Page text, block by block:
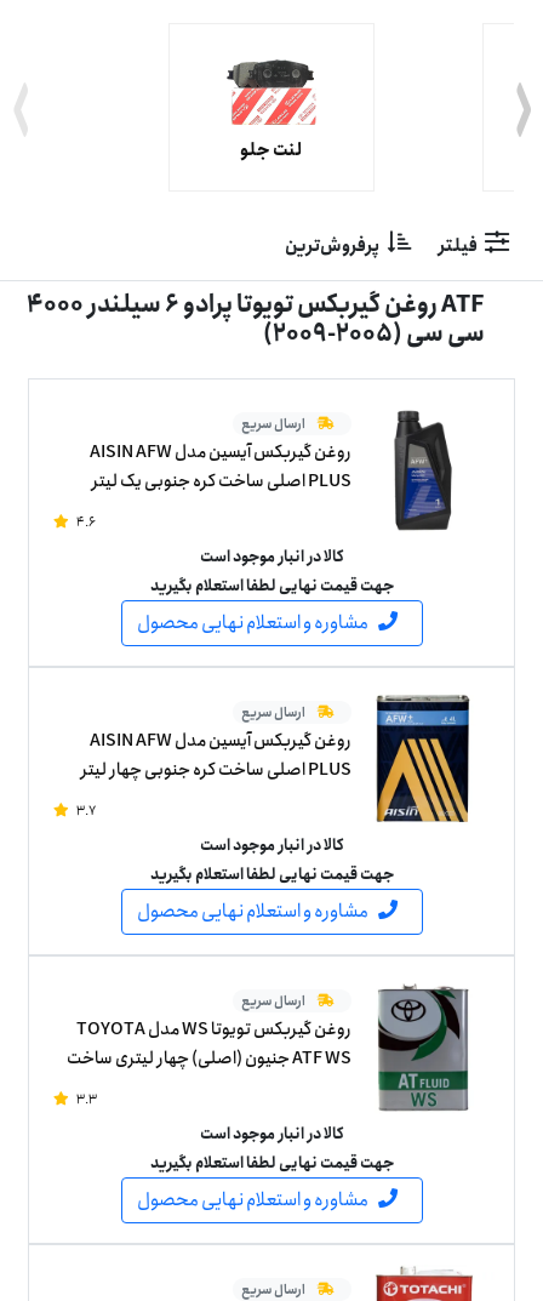
لنت جلو
فیلتر پرفروش‌ترین
ATF روغن گیربکس تویوتا پرادو 6 سیلندر 4000
سی سی (2005-2009)
ارسال سریع
روغن گیربکس آیسین مدل AISIN AFW
PLUS اصلی ساخت کره جنوبی یک لیتر
4.6
کالا در انبار موجود است
جهت قیمت نهایی لطفا استعلام بگیرید
مشاوره و استعلام نهایی محصول
ارسال سریع
روغن گیربکس آیسین مدل AISIN AFW
PLUS اصلی ساخت کره جنوبی چهار لیتر
3.7
کالا در انبار موجود است
جهت قیمت نهایی لطفا استعلام بگیرید
مشاوره و استعلام نهایی محصول
ارسال سریع
روغن گیربکس تویوتا WS مدل TOYOTA
ATF WS جنیون (اصلی) چهار لیتری ساخت
3.3
کالا در انبار موجود است
جهت قیمت نهایی لطفا استعلام بگیرید
مشاوره و استعلام نهایی محصول
ارسال سریع